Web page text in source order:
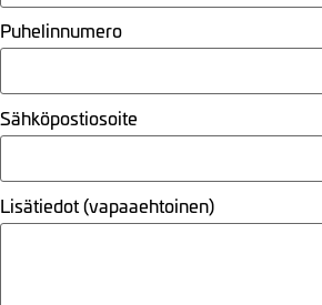
Puhelinnumero
Sähköpostiosoite
Lisätiedot (vapaaehtoinen)